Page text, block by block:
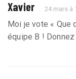
Xavier 24 mars à
Moi je vote « Que
équipe B !